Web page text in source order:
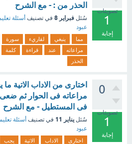
تصويتات
1
إجابة
الحذر من : - مع الشرح
سُئل فبراير 8 في تصنيف أسئلة
عبود
مما ينبغي لقاريء سورة
مراعاته
عند قراءة كلمة
الحذر
0
تصويتات
1
إجابة
اختارى من الاداب الاتية
مراعاته فى الحوار ثم
فى المستطيل - مع الشرح
سُئل يناير 11 في تصنيف أسئلة
عبود
اختارى الاداب الاتية يجب